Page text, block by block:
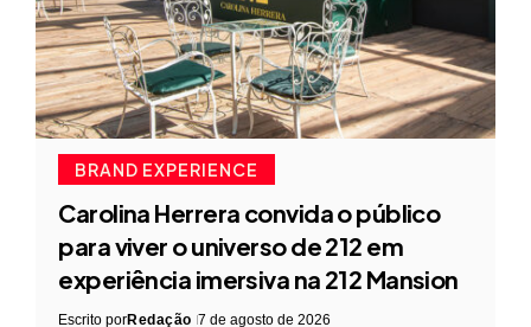
BRAND EXPERIENCE
Carolina Herrera convida o público
para viver o universo de 212 em
experiência imersiva na 212 Mansion
Escrito porRedação 7 de agosto de 2026